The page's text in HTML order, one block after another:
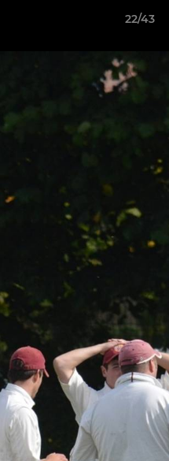
22/43